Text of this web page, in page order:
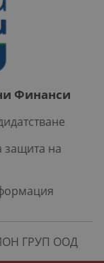
Финанси
на
ГРУП ООД